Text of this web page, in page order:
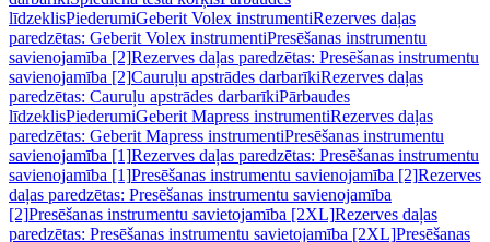
līdzeklisPiederumiGeberit Volex instrumentiRezerves daļas
paredzētas: Geberit Volex instrumentiPresēšanas instrumentu
savienojamība [2]Rezerves daļas paredzētas: Presēšanas instrumentu
savienojamība [2]Cauruļu apstrādes darbarīkiRezerves daļas
paredzētas: Cauruļu apstrādes darbarīkiPārbaudes
līdzeklisPiederumiGeberit Mapress instrumentiRezerves daļas
paredzētas: Geberit Mapress instrumentiPresēšanas instrumentu
savienojamība [1]Rezerves daļas paredzētas: Presēšanas instrumentu
savienojamība [1]Presēšanas instrumentu savienojamība [2]Rezerves
daļas paredzētas: Presēšanas instrumentu savienojamība
[2]Presēšanas instrumentu savietojamība [2XL]Rezerves daļas
paredzētas: Presēšanas instrumentu savietojamība [2XL]Presēšanas